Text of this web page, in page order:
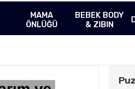
MAMA
ÖNLÜĞÜ
BEBEK BODY
& ZIBIN